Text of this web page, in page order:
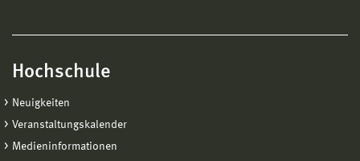
Hochschule
Neuigkeiten
Veranstaltungskalender
Medieninformationen